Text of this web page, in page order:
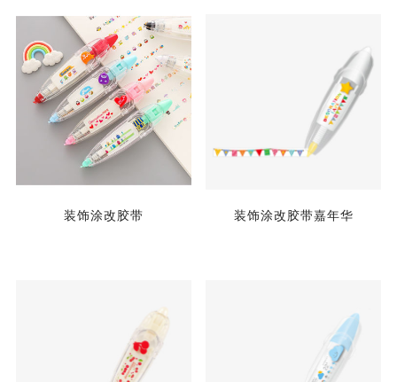
装饰涂改胶带 装饰涂改胶带嘉年华